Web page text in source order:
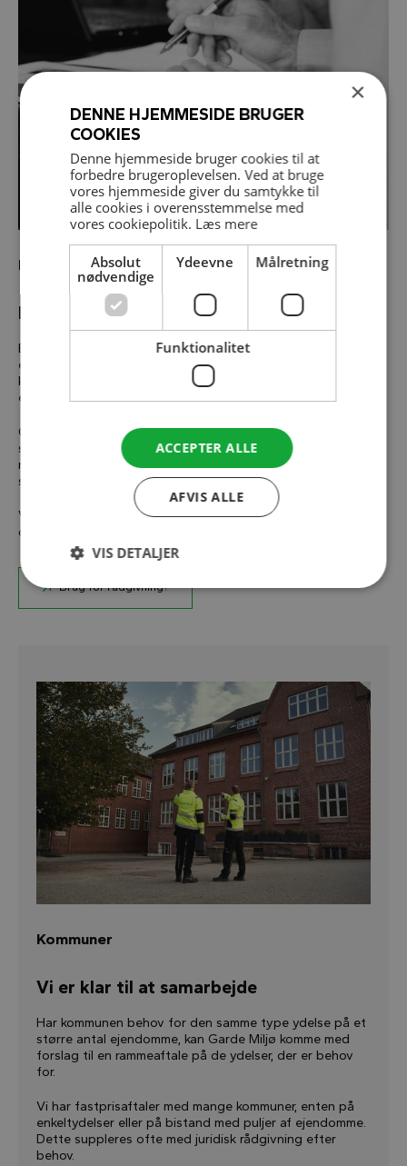
Kommuner
Byfornyelsesloven
Bekendtgørelse af lov om byfornyelse og udvikling af byer,
eller i daglig tale Byfornyelsesloven, sætter rammerne for
kommunernes indsats i forhold til usunde, utidssvarende
ejendomme samt by- og områdefornyelse.
Garde Miljø tilbyder rådgivning om beslutninger og
sagsbehandling i medfør af loven. Vi kan også hjælpe med
reglerne omkring anvendelse af byfornyelsespuljer samt
statsrefusion.
Vores jurist, Søren Garde, har over 40 års erfaring på
området.
Brug for rådgivning?
Kommuner
Vi er klar til at samarbejde
Har kommunen behov for den samme type ydelse på et
større antal ejendomme, kan Garde Miljø komme med
forslag til en rammeaftale på de ydelser, der er behov
for.
Vi har fastprisaftaler med mange kommuner, enten på
enkeltydelser eller på bistand med puljer af ejendomme.
Dette suppleres ofte med juridisk rådgivning efter
behov.
×
DENNE HJEMMESIDE BRUGER
COOKIES
Denne hjemmeside bruger cookies til at
forbedre brugeroplevelsen. Ved at bruge
vores hjemmeside giver du samtykke til
alle cookies i overensstemmelse med
vores cookiepolitik. Læs mere
Absolut
nødvendige
Ydeevne Målretning
Funktionalitet
ACCEPTER ALLE
AFVIS ALLE
VIS DETALJER